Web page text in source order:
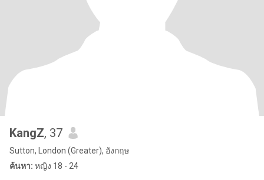
KangZ, 37
Sutton, London (Greater), อังกฤษ
ค้นหา: หญิง 18 - 24